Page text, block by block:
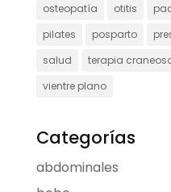
osteopatía
otitis
pilates
posparto
salud
terapia
vientre plano
Categorías
abdominales